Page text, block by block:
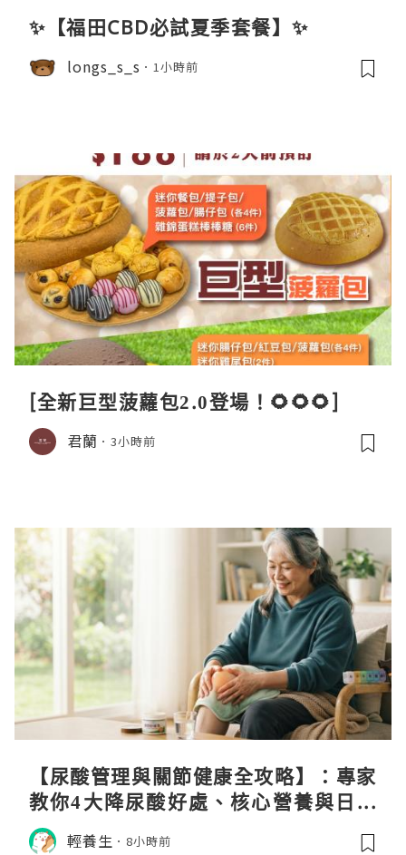
✨【福田CBD必試夏季套餐】✨
longs_s_s 1小時前
[全新巨型菠蘿包2.0登場！🌻🌻🌻]
君蘭 3小時前
【尿酸管理與關節健康全攻略】：專家
教你4大降尿酸好處、核心營養與日常
飲食調理秘訣
輕養生 8小時前